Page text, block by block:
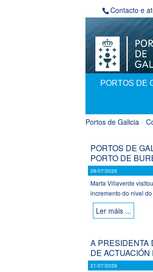
Contacto e
PORTOS DE
Portos de Galicia /
PORTOS DE
PORTO DE
28/07/2026
Marta Villaverde
incremento do nivel
Ler máis ...
A PRESIDENTA
DE
21/07/2026